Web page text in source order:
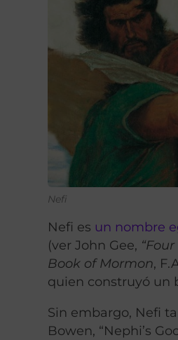
Nefi
Nefi es un nombre
(ver John Gee,
Book of Mormon,
quien construyó un
Sin embargo, Nefi
Bowen, “Nephi’s